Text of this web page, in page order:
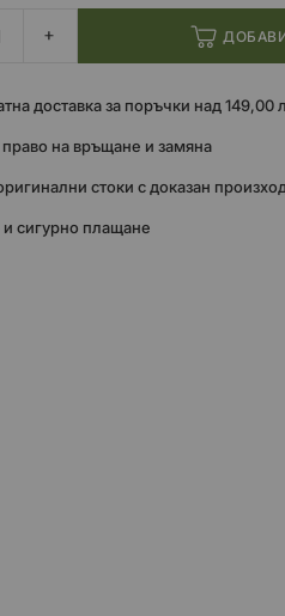
доставка за поръчки над 149,00
право на връщане и замяна
стоки с доказан произход
сигурно плащане